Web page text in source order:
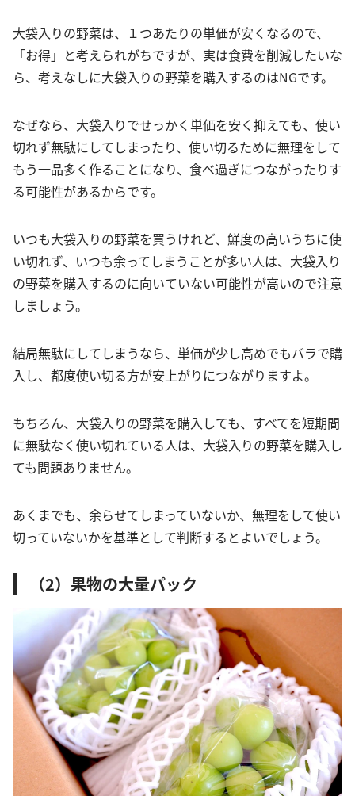
大袋入りの野菜は、１つあたりの単価が安くなるので、
「お得」と考えられがちですが、実は食費を削減したいな
ら、考えなしに大袋入りの野菜を購入するのはNGです。
なぜなら、大袋入りでせっかく単価を安く抑えても、使い
切れず無駄にしてしまったり、使い切るために無理をして
もう一品多く作ることになり、食べ過ぎにつながったりす
る可能性があるからです。
いつも大袋入りの野菜を買うけれど、鮮度の高いうちに使
い切れず、いつも余ってしまうことが多い人は、大袋入り
の野菜を購入するのに向いていない可能性が高いので注意
しましょう。
結局無駄にしてしまうなら、単価が少し高めでもバラで購
入し、都度使い切る方が安上がりにつながりますよ。
もちろん、大袋入りの野菜を購入しても、すべてを短期間
に無駄なく使い切れている人は、大袋入りの野菜を購入し
ても問題ありません。
あくまでも、余らせてしまっていないか、無理をして使い
切っていないかを基準として判断するとよいでしょう。
（2）果物の大量パック